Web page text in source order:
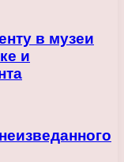
в музеи
и